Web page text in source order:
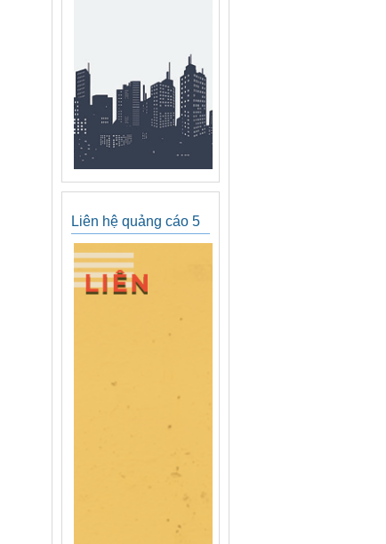
Liên hệ quảng cáo 5